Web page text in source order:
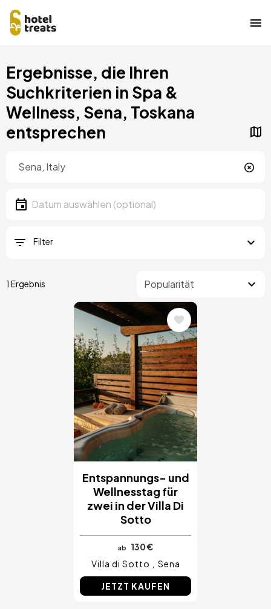
zum
Inhalt
Ergebnisse, die Ihren
Suchkriterien in Spa &
Wellness, Sena, Toskana
entsprechen
Datum
Datum auswählen
Filter
1 Ergebnis
Bild
Entspannungs- und
Wellnesstag für
zwei in der Villa Di
Sotto
ab
130 €
Villa di Sotto
Sena
JETZT KAUFEN